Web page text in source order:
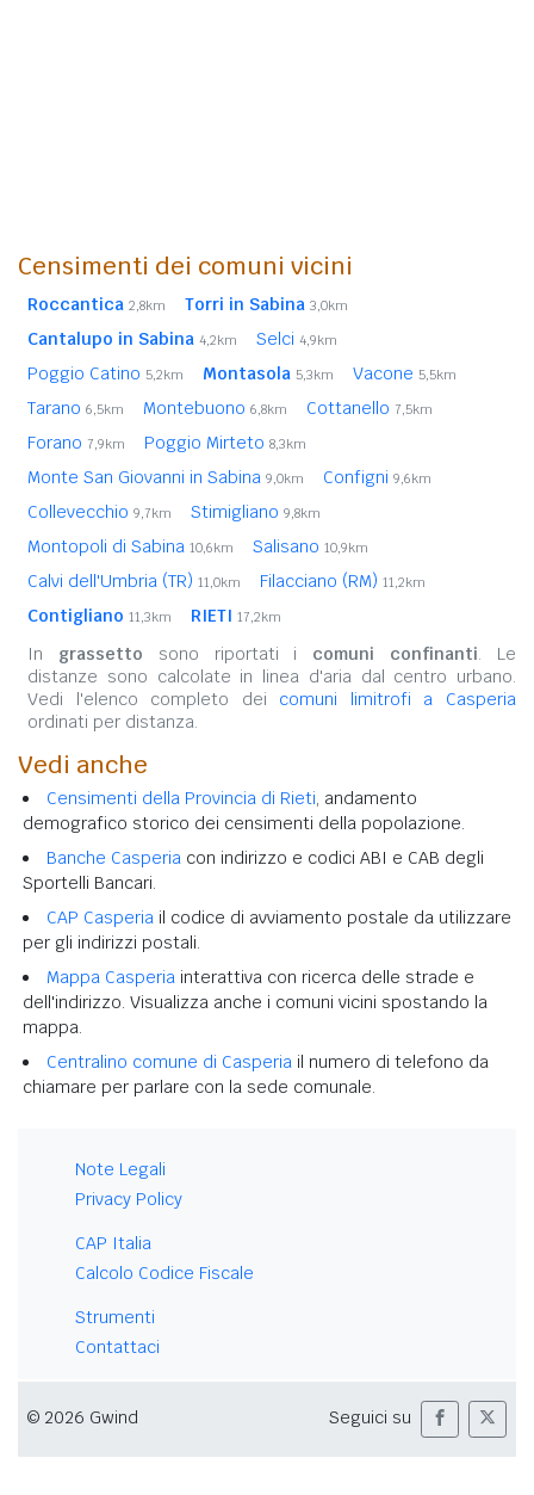
Censimenti dei comuni vicini
Roccantica 2,8km Torri in Sabina 3,0km
Cantalupo in Sabina 4,2km Selci 4,9km
Poggio Catino 5,2km Montasola 5,3km Vacone 5,5km
Tarano 6,5km Montebuono 6,8km Cottanello 7,5km
Forano 7,9km Poggio Mirteto 8,3km
Monte San Giovanni in Sabina 9,0km Configni 9,6km
Collevecchio 9,7km Stimigliano 9,8km
Montopoli di Sabina 10,6km Salisano 10,9km
Calvi dell'Umbria (TR) 11,0km Filacciano (RM) 11,2km
Contigliano 11,3km RIETI 17,2km
In grassetto sono riportati i comuni confinanti. Le
distanze sono calcolate in linea d'aria dal centro urbano.
Vedi l'elenco completo dei comuni limitrofi a Casperia
ordinati per distanza.
Vedi anche
Censimenti della Provincia di Rieti, andamento
demografico storico dei censimenti della popolazione.
Banche Casperia con indirizzo e codici ABI e CAB degli
Sportelli Bancari.
CAP Casperia il codice di avviamento postale da utilizzare
per gli indirizzi postali.
Mappa Casperia interattiva con ricerca delle strade e
dell'indirizzo. Visualizza anche i comuni vicini spostando la
mappa.
Centralino comune di Casperia il numero di telefono da
chiamare per parlare con la sede comunale.
Note Legali
Privacy Policy
CAP Italia
Calcolo Codice Fiscale
Strumenti
Contattaci
© 2026 Gwind Seguici su